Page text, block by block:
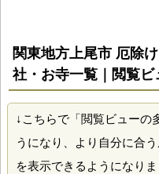
関東地方上尾市 厄除
社・お寺一覧｜閲覧ビ
↓こちらで「閲覧ビューの
うになり、より自分に合
を表示できるようになりま